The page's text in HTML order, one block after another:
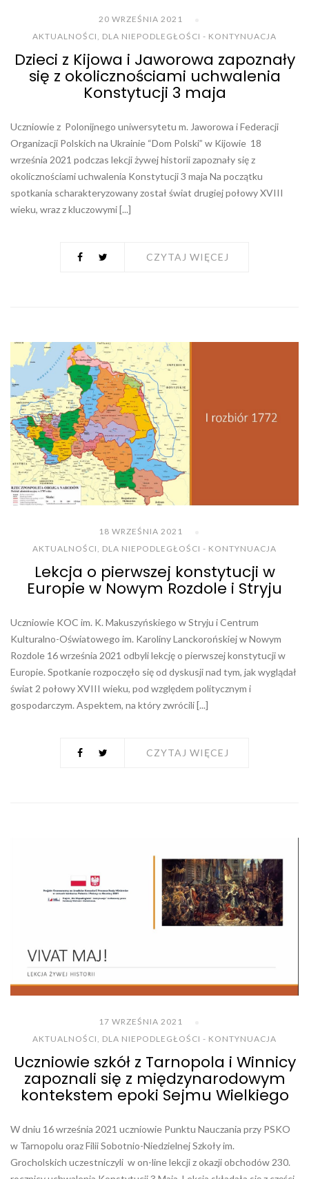
20 WRZEŚNIA 2021
AKTUALNOŚCI, DLA NIEPODLEGŁOŚCI - KONTYNUACJA
Dzieci z Kijowa i Jaworowa zapoznały
się z okolicznościami uchwalenia
Konstytucji 3 maja
Uczniowie z Polonijnego uniwersytetu m. Jaworowa i Federacji
Organizacji Polskich na Ukrainie “Dom Polski” w Kijowie 18
września 2021 podczas lekcji żywej historii zapoznały się z
okolicznościami uchwalenia Konstytucji 3 maja Na początku
spotkania scharakteryzowany został świat drugiej połowy XVIII
wieku, wraz z kluczowymi [...]
CZYTAJ WIĘCEJ
18 WRZEŚNIA 2021
AKTUALNOŚCI, DLA NIEPODLEGŁOŚCI - KONTYNUACJA
Lekcja o pierwszej konstytucji w
Europie w Nowym Rozdole i Stryju
Uczniowie KOC im. K. Makuszyńskiego w Stryju i Centrum
Kulturalno-Oświatowego im. Karoliny Lanckorońskiej w Nowym
Rozdole 16 września 2021 odbyli lekcję o pierwszej konstytucji w
Europie. Spotkanie rozpoczęło się od dyskusji nad tym, jak wyglądał
świat 2 połowy XVIII wieku, pod względem politycznym i
gospodarczym. Aspektem, na który zwrócili [...]
CZYTAJ WIĘCEJ
17 WRZEŚNIA 2021
AKTUALNOŚCI, DLA NIEPODLEGŁOŚCI - KONTYNUACJA
Uczniowie szkół z Tarnopola i Winnicy
zapoznali się z międzynarodowym
kontekstem epoki Sejmu Wielkiego
W dniu 16 września 2021 uczniowie Punktu Nauczania przy PSKO
w Tarnopolu oraz Filii Sobotnio-Niedzielnej Szkoły im.
Grocholskich uczestniczyli w on-line lekcji z okazji obchodów 230.